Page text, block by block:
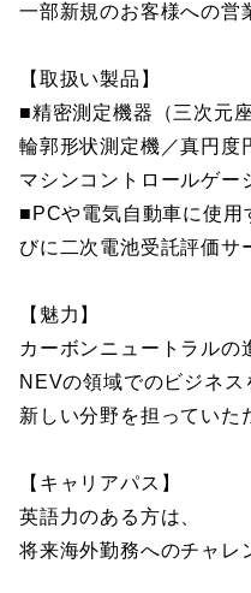
一部新規のお客様への営
【取扱い製品】
■精密測定機器（三次元
輪郭形状測定機／真円度
マシンコントロールゲー
■PCや電気自動車に使用
びに二次電池受託評価サ
【魅力】
カーボンニュートラルの
NEVの領域でのビジネス
新しい分野を担っていた
【キャリアパス】
英語力のある方は、
将来海外勤務へのチャレ